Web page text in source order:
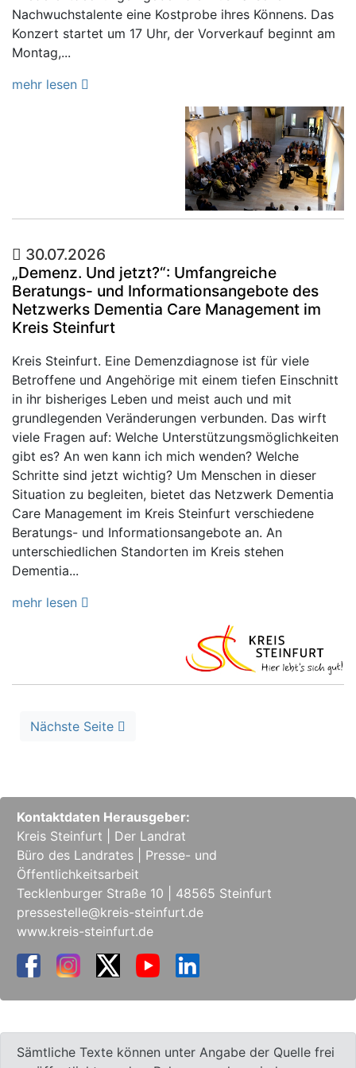
Nachwuchstalente eine Kostprobe ihres Könnens. Das
Konzert startet um 17 Uhr, der Vorverkauf beginnt am
Montag,...
mehr lesen
30.07.2026
„Demenz. Und jetzt?“: Umfangreiche
Beratungs- und Informationsangebote des
Netzwerks Dementia Care Management im
Kreis Steinfurt
Kreis Steinfurt. Eine Demenzdiagnose ist für viele
Betroffene und Angehörige mit einem tiefen Einschnitt
in ihr bisheriges Leben und meist auch und mit
grundlegenden Veränderungen verbunden. Das wirft
viele Fragen auf: Welche Unterstützungsmöglichkeiten
gibt es? An wen kann ich mich wenden? Welche
Schritte sind jetzt wichtig? Um Menschen in dieser
Situation zu begleiten, bietet das Netzwerk Dementia
Care Management im Kreis Steinfurt verschiedene
Beratungs- und Informationsangebote an. An
unterschiedlichen Standorten im Kreis stehen
Dementia...
mehr lesen
Nächste Seite
Kontaktdaten Herausgeber:
Kreis Steinfurt | Der Landrat
Büro des Landrates | Presse- und
Öffentlichkeitsarbeit
Tecklenburger Straße 10 | 48565 Steinfurt
pressestelle@kreis-steinfurt.de
www.kreis-steinfurt.de
Sämtliche Texte können unter Angabe der Quelle frei